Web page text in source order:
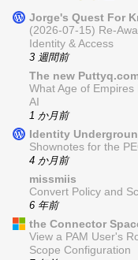
Jorge's Quest For
(2026-07-15) Re-
Identity & Access
3 週間前
The new
What Age of Empires
AI
1 か月前
Identity
Shownotes for the
4 か月前
missmiis
Convert Policy and
6 年前
the Connector
View a PAM User's
Scope Configuration